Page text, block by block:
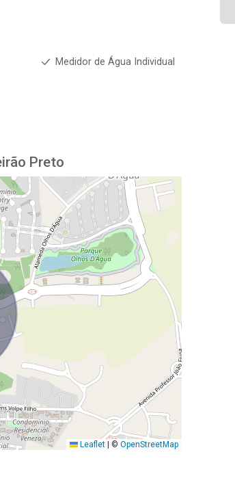
Medidor de Água Individual
Preto
Leaflet © OpenStreetMap